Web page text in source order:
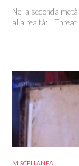
Nella seconda
alla realtà: il Threat
MISCELLANEA